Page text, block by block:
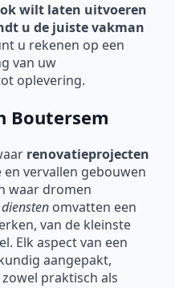
wilt laten uitvoeren
u de juiste vakman
u rekenen op een
van uw
oplevering.
Boutersem
renovatieprojecten
vervallen gebouwen
waar dromen
omvatten een
van de kleinste
Elk aspect van een
aangepakt,
praktisch als